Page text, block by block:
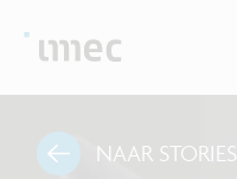
NAAR STORIES